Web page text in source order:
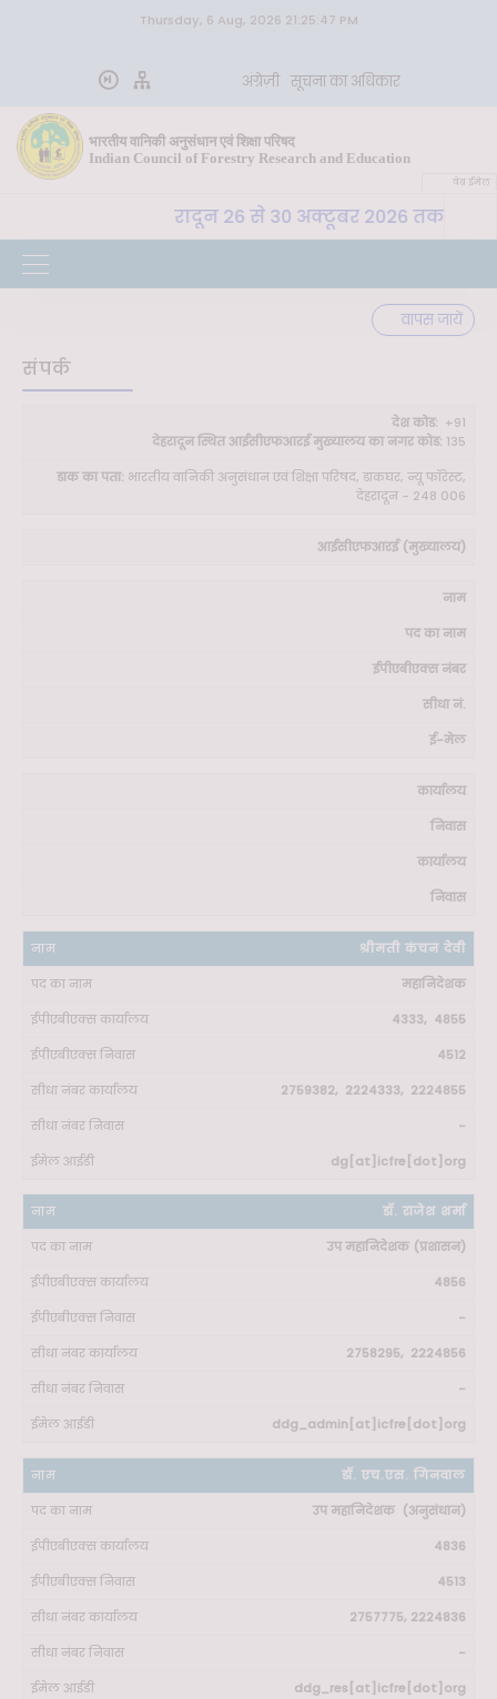
Thursday, 6 Aug, 2026 21:25:47 PM
अंग्रेज़ी सूचना का अधिकार
भारतीय वानिकी अनुसंधान एवं शिक्षा परिषद
Indian Council of Forestry Research and Education
वेब ईमेल
अ. शि. प. , देहरादून 26 से 30 अक्टूबर 2026 तक "कृषि-
वापस जायें
संपर्क
देश कोड: +91
देहरादून स्थित आईसीएफआरई मुख्यालय का नगर कोड: 135
डाक का पता: भारतीय वानिकी अनुसंधान एवं शिक्षा परिषद, डाकघर, न्यू फॉरेस्ट,
देहरादून - 248 006
आईसीएफआरई (मुख्यालय)
नाम
पद का नाम
ईपीएबीएक्स नंबर
सीधा नं.
ई-मेल
कार्यालय
निवास
कार्यालय
निवास
श्रीमती कंचन देवी
महानिदेशक
4333, 4855
4512
2759382, 2224333, 2224855
-
dg[at]icfre[dot]org
डॉ. राजेश शर्मा
उप महानिदेशक (प्रशासन)
4856
-
2758295, 2224856
-
ddg_admin[at]icfre[dot]org
डॉ. एच.एस. गिनवाल
उप महानिदेशक (अनुसंधान)
4836
4513
2757775, 2224836
-
ddg_res[at]icfre[dot]org